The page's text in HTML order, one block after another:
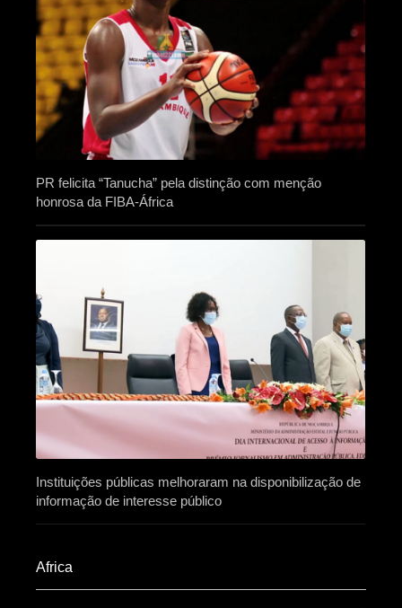
PR felicita “Tanucha” pela distinção com menção
honrosa da FIBA-África
Instituições públicas melhoraram na disponibilização de
informação de interesse público
Africa​